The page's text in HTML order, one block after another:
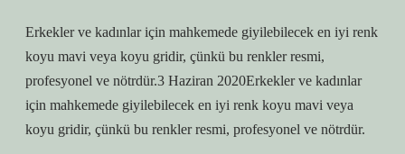
Erkekler ve kadınlar için mahkemede giyilebilecek en iyi renk
koyu mavi veya koyu gridir, çünkü bu renkler resmi,
profesyonel ve nötrdür.3 Haziran 2020Erkekler ve kadınlar
için mahkemede giyilebilecek en iyi renk koyu mavi veya
koyu gridir, çünkü bu renkler resmi, profesyonel ve nötrdür.